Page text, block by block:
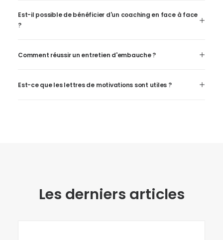
Est-il possible de bénéficier d'un coaching en face à face
?
Comment réussir un entretien d'embauche ?
Est-ce que les lettres de motivations sont utiles ?
Les derniers articles